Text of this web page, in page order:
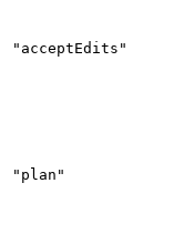
"acceptEdits"
"plan"